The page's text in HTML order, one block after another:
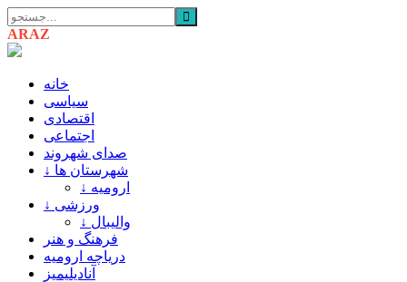
ARAZ
خانه
سیاسی
اقتصادی
اجتماعی
صدای شهروند
↓ شهرستان ها
↓ ارومیه
↓ ورزشی
↓ والیبال
فرهنگ و هنر
دریاچه ارومیه
آنادیلیمیز